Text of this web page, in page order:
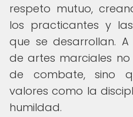
respeto mutuo,
los practicantes y
que se desarrollan.
de artes marciales
de combate, sino
valores como la
humildad.